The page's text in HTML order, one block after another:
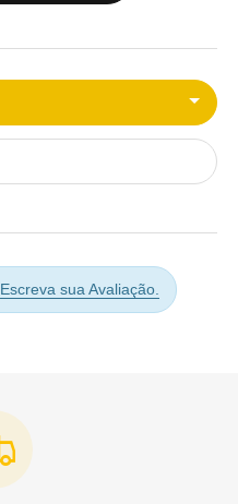
Escreva sua Avaliação.